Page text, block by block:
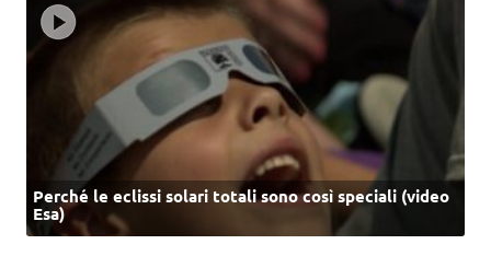
Perché le eclissi solari totali sono così speciali (video
Esa)